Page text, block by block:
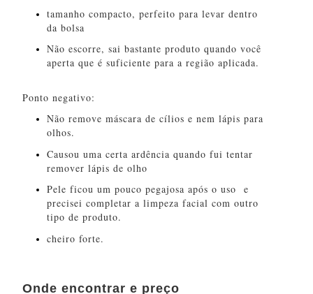
tamanho compacto, perfeito para levar dentro
da bolsa
Não escorre, sai bastante produto quando você
aperta que é suficiente para a região aplicada.
Ponto negativo:
Não remove máscara de cílios e nem lápis para
olhos.
Causou uma certa ardência quando fui tentar
remover lápis de olho
Pele ficou um pouco pegajosa após o uso e
precisei completar a limpeza facial com outro
tipo de produto.
cheiro forte.
Onde encontrar e preço